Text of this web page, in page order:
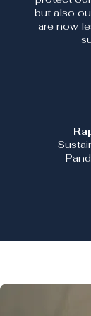
but also
are now